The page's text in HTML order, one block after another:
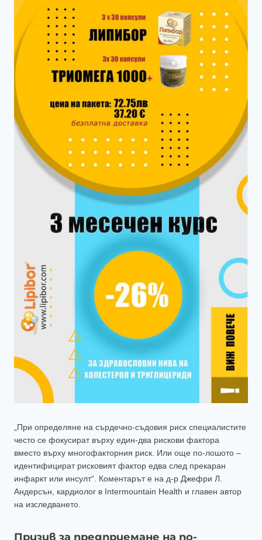
„При определяне на сърдечно-съдовия риск специалистите
често се фокусират върху един-два рискови фактора
вместо върху многофакторния риск. Или още по-лошото –
идентифицират рисковият фактор едва след прекаран
инфаркт или инсулт“. Коментарът е на д-р Джефри Л.
Андерсън, кардиолог в Intermountain Health и главен автор
на изследването.
Призив за предприемане на по-